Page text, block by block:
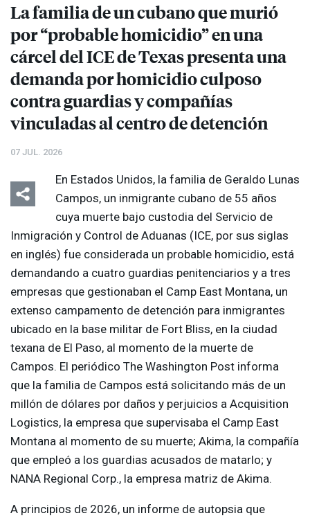
La familia de un cubano que murió
por “probable homicidio” en una
cárcel delICEde Texas presenta una
demanda por homicidio culposo
contra guardias y compañías
vinculadas al centro de detención
07 JUL. 2026
En Estados Unidos, la familia de Geraldo Lunas
Campos, un inmigrante cubano de 55 años
cuya muerte bajo custodia del Servicio de
Inmigración y Control de Aduanas (ICE, por sus siglas
en inglés) fue considerada un probable homicidio, está
demandando a cuatro guardias penitenciarios y a tres
empresas que gestionaban el Camp East Montana, un
extenso campamento de detención para inmigrantes
ubicado en la base militar de Fort Bliss, en la ciudad
texana de El Paso, al momento de la muerte de
Campos. El periódico The Washington Post informa
que la familia de Campos está solicitando más de un
millón de dólares por daños y perjuicios a Acquisition
Logistics, la empresa que supervisaba el Camp East
Montana al momento de su muerte; Akima, la compañía
que empleó a los guardias acusados de matarlo; y
NANA Regional Corp., la empresa matriz de Akima.
A principios de 2026, un informe de autopsia que